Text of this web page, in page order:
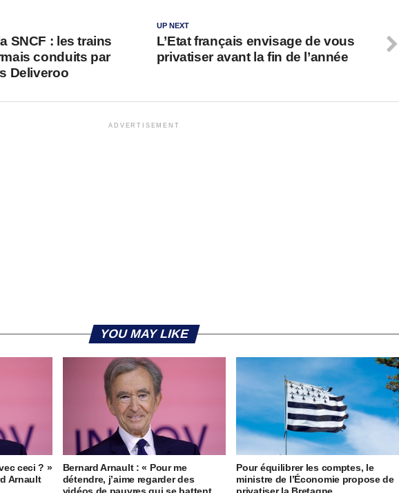
UP NEXT
L’Etat français envisage de vous
privatiser avant la fin de l’année
SNCF : les trains
conduits par
Deliveroo
ADVERTISEMENT
YOU MAY LIKE
ceci ? »
Arnault
Bernard Arnault : « Pour me
détendre, j’aime regarder des
Pour équilibrer les comptes, le
ministre de l’Économie propose de